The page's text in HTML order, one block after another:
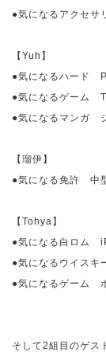
●気になるアクセ
【Yuh 】
●気になるハード
●気になるゲーム
●気になるマンガ
【瑠伊】
●気になる免許 中
【Tohya 】
●気になる白ロム
●気になるウイス
●気になるゲーム
そして2組目のゲス